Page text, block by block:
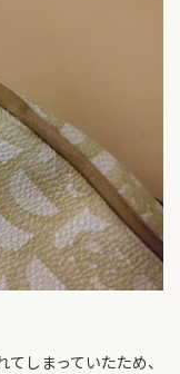
しまっていたため、